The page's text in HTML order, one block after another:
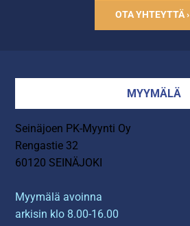
OTA YHTEYTTÄ ›
MYYMÄLÄ
Seinäjoen PK-Myynti Oy
Rengastie 32
60120 SEINÄJOKI
Myymälä avoinna
arkisin klo 8.00-16.00